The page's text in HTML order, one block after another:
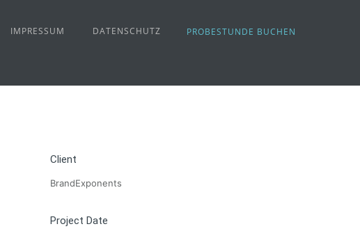
PROBESTUNDE BUCHEN
IMPRESSUM DATENSCHUTZ
Client
BrandExponents
Project Date